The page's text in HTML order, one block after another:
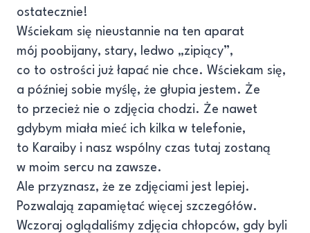
ostatecznie!
Wściekam się nieustannie na ten aparat
mój poobijany, stary, ledwo „zipiący”,
co to ostrości już łapać nie chce. Wściekam się,
a później sobie myślę, że głupia jestem. Że
to przecież nie o zdjęcia chodzi. Że nawet
gdybym miała mieć ich kilka w telefonie,
to Karaiby i nasz wspólny czas tutaj zostaną
w moim sercu na zawsze.
Ale przyznasz, że ze zdjęciami jest lepiej.
Pozwalają zapamiętać więcej szczegółów.
Wczoraj oglądaliśmy zdjęcia chłopców, gdy byli